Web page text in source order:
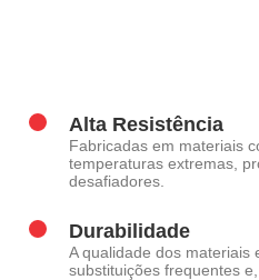
Alta Resistência
Fabricadas em materiais
temperaturas extremas,
desafiadores.
Durabilidade
A qualidade dos materiais
substituições frequentes